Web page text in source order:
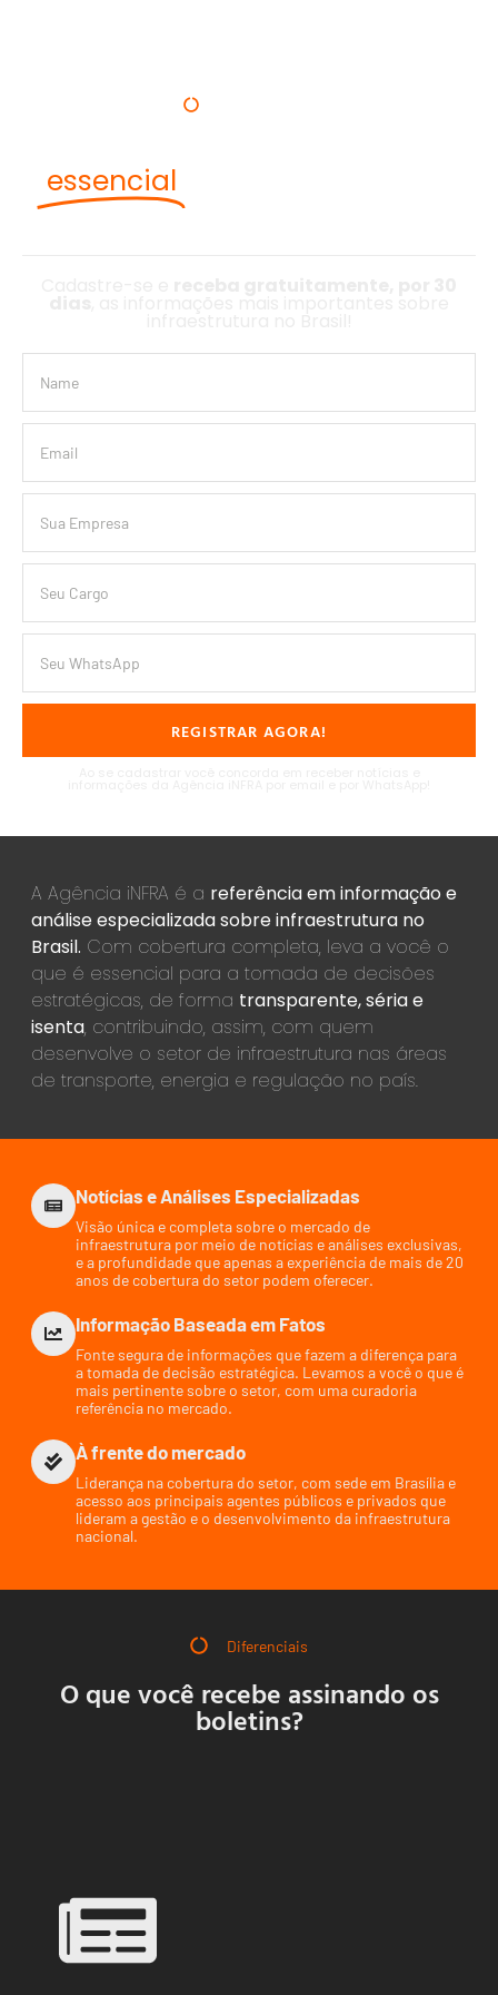
essencial
setor de Infraestrutura
REGISTRAR AGORA!
A Agência iNFRA é a referência em informação e
análise especializada sobre infraestrutura no
Brasil. Com cobertura completa, leva a você o
que é essencial para a tomada de decisões
estratégicas, de forma transparente, séria e
isenta, contribuindo, assim, com quem
desenvolve o setor de infraestrutura nas áreas
de transporte, energia e regulação no país.
Notícias e Análises Especializadas
Visão única e completa sobre o mercado de
infraestrutura por meio de notícias e análises exclusivas,
e a profundidade que apenas a experiência de mais de 20
anos de cobertura do setor podem oferecer.
Informação Baseada em Fatos
Fonte segura de informações que fazem a diferença para
a tomada de decisão estratégica. Levamos a você o que é
mais pertinente sobre o setor, com uma curadoria
referência no mercado.
À frente do mercado
Liderança na cobertura do setor, com sede em Brasília e
acesso aos principais agentes públicos e privados que
lideram a gestão e o desenvolvimento da infraestrutura
nacional.
Diferenciais
O que você recebe assinando os
boletins?